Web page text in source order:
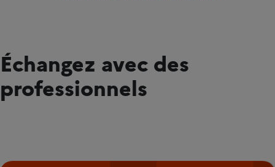
Échangez avec des
professionnels